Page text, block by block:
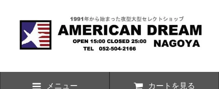
メニュー カートを見る